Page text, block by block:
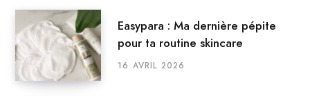
Easypara : Ma dernière pépite
pour ta routine skincare
16 AVRIL 2026